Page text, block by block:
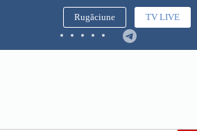
Rugăciune TV LIVE